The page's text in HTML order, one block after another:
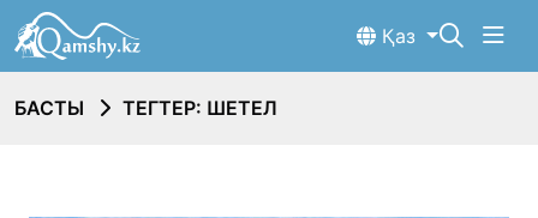
Қаз
БАСТЫ ТЕГТЕР: ШЕТЕЛ